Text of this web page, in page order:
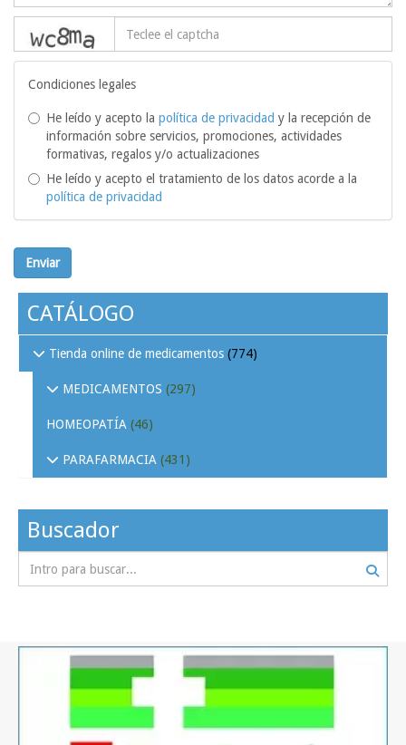
Condiciones legales
He leído y acepto la política de privacidad y la recepción de
información sobre servicios, promociones, actividades
formativas, regalos y/o actualizaciones
He leído y acepto el tratamiento de los datos acorde a la
política de privacidad
Enviar
CATÁLOGO
Tienda online de medicamentos (774)
MEDICAMENTOS (297)
HOMEOPATÍA (46)
PARAFARMACIA (431)
Buscador